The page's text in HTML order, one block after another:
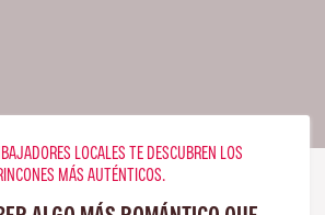
LOCALES TE DESCUBREN LOS
MÁS AUTÉNTICOS.